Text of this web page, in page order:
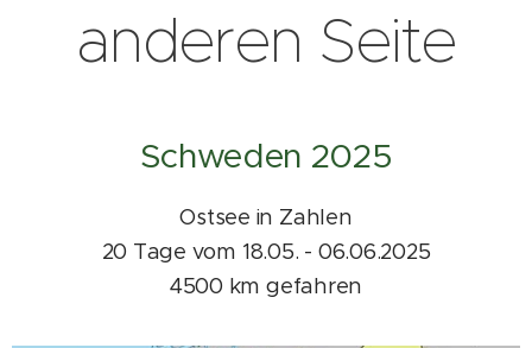
anderen Seite
Schweden 2025
Ostsee in Zahlen
20 Tage vom 18.05. - 06.06.2025
4500 km gefahren